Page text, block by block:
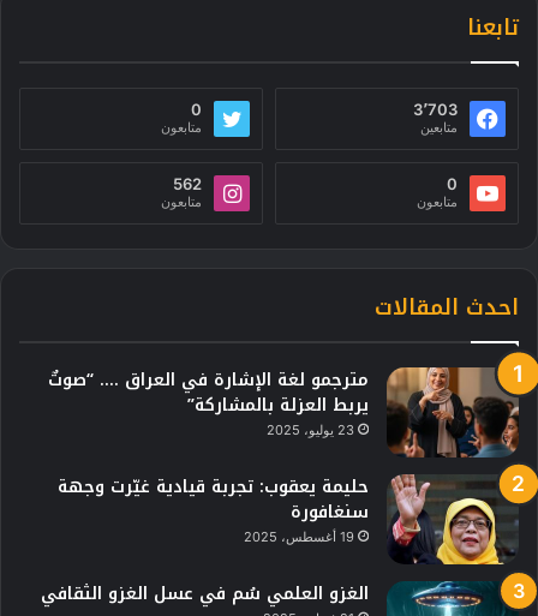
تابعنا
3٬703
متابعين
0
متابعون
0
متابعون
562
متابعون
احدث المقالات
مترجمو لغة الإشارة في العراق …. “صوتٌ
يربط العزلة بالمشاركة”
23 يوليو، 2025
حليمة يعقوب: تجربة قيادية غيّرت وجهة
سنغافورة
19 أغسطس، 2025
الغزو العلمي سُم في عسل الغزو الثقافي